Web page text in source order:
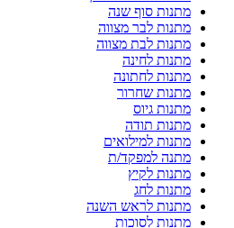
מתנות סוף שנה
מתנות לבר מצווה
מתנות לבת מצווה
מתנות לחינה
מתנות לחתונה
מתנות שחרור
מתנות גיוס
מתנות תודה
מתנות למילואים
מתנה למפקד/ת
מתנות לקיץ
מתנות לחג
מתנות לראש השנה
מתנות לסוכות